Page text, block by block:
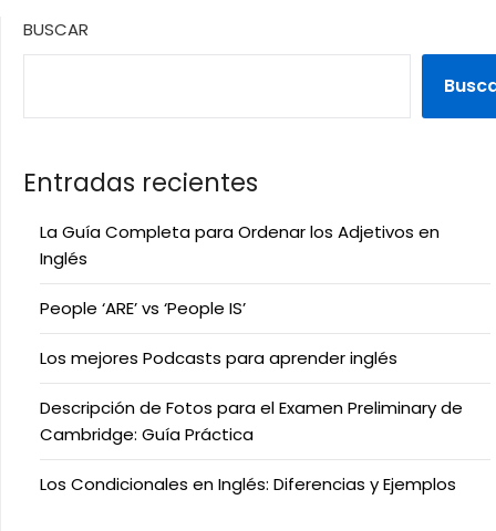
BUSCAR
Entradas recientes
La Guía Completa para Ordenar los Adjetivos en
Inglés
People ‘ARE’ vs ‘People IS’
Los mejores Podcasts para aprender inglés
Descripción de Fotos para el Examen Preliminary de
Cambridge: Guía Práctica
Los Condicionales en Inglés: Diferencias y Ejemplos